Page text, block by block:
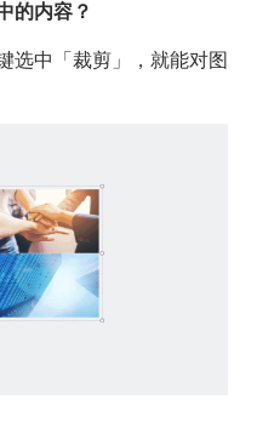
的内容？
选中「裁剪」，就能对图